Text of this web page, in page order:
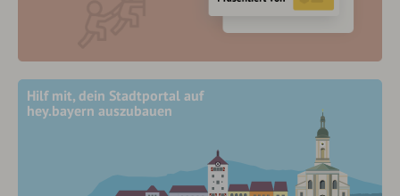
Hilf mit, dein Stadtportal auf
hey.bayern auszubauen